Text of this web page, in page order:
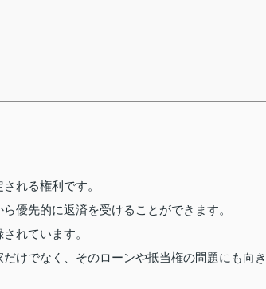
れる権利です。
優先的に返済を受けることができます。
れています。
けでなく、そのローンや抵当権の問題にも向き